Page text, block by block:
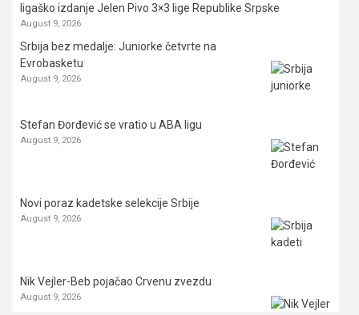
ligaško izdanje Jelen Pivo 3×3 lige Republike Srpske
August 9, 2026
Srbija bez medalje: Juniorke četvrte na
Evrobasketu
August 9, 2026
Stefan Đorđević se vratio u ABA ligu
August 9, 2026
Novi poraz kadetske selekcije Srbije
August 9, 2026
Nik Vejler-Beb pojačao Crvenu zvezdu
August 9, 2026